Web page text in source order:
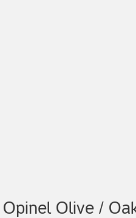
Opinel Olive /